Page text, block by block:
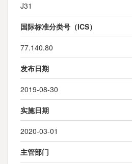
J31
国际标准分类号（ICS）
77.140.80
发布日期
2019-08-30
实施日期
2020-03-01
主管部门